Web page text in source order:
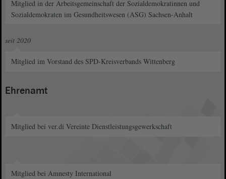
Mitglied in der Arbeitsgemeinschaft der Sozialdemokratinnen und
Sozialdemokraten im Gesundheitswesen (ASG) Sachsen-Anhalt
seit 2020
Mitglied im Vorstand des SPD-Kreisverbands Wittenberg
Ehrenamt
Mitglied bei ver.di Vereinte Dienstleistungsgewerkschaft
Mitglied bei Amnesty International